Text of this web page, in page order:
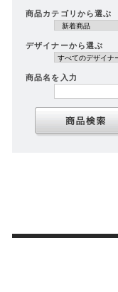
商品カテゴリから選ぶ
デザイナーから選ぶ
商品名を入力